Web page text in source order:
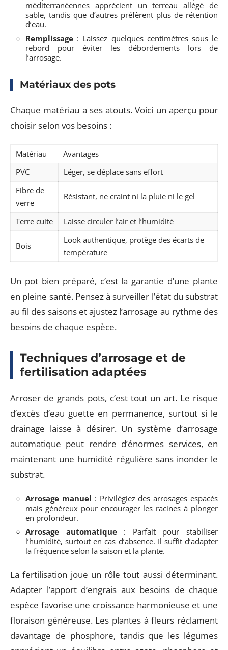
méditerranéennes apprécient un terreau allégé de
sable, tandis que d’autres préfèrent plus de rétention
d’eau.
Remplissage : Laissez quelques centimètres sous le
rebord pour éviter les débordements lors de
l’arrosage.
Matériaux des pots
Chaque matériau a ses atouts. Voici un aperçu pour
choisir selon vos besoins :
Matériau
Avantages
PVC
Léger, se déplace sans effort
Fibre de
verre
Résistant, ne craint ni la pluie ni le gel
Terre cuite Laisse circuler l’air et l’humidité
Bois
Look authentique, protège des écarts de
température
Un pot bien préparé, c’est la garantie d’une plante
en pleine santé. Pensez à surveiller l’état du substrat
au fil des saisons et ajustez l’arrosage au rythme des
besoins de chaque espèce.
Techniques d’arrosage et de
fertilisation adaptées
Arroser de grands pots, c’est tout un art. Le risque
d’excès d’eau guette en permanence, surtout si le
drainage laisse à désirer. Un système d’arrosage
automatique peut rendre d’énormes services, en
maintenant une humidité régulière sans inonder le
substrat.
Arrosage manuel : Privilégiez des arrosages espacés
mais généreux pour encourager les racines à plonger
en profondeur.
Arrosage automatique: Parfait pour stabiliser
l’humidité, surtout en cas d’absence. Il suffit d’adapter
la fréquence selon la saison et la plante.
La fertilisation joue un rôle tout aussi déterminant.
Adapter l’apport d’engrais aux besoins de chaque
espèce favorise une croissance harmonieuse et une
floraison généreuse. Les plantes à fleurs réclament
davantage de phosphore, tandis que les légumes